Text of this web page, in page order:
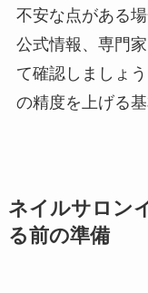
不安な点がある
公式情報、専門
て確認しましょ
の精度を上げる基
ネイルサロン
る前の準備